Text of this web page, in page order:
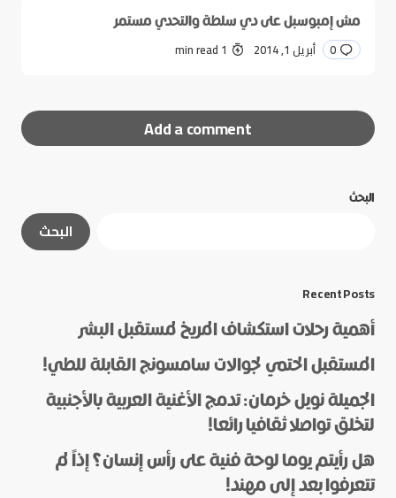
مش إمبوسبل على دي سلطة والتحدي مستمر
0 أبريل 1, 2014 1 min read
Add a comment
الحقول الإلزامية
Name
*
البحث
البحث
Recent Posts
أهمية رحلات استكشاف المريخ لمستقبل البشر
المستقبل الحتمي لجوالات سامسونج القابلة للطي!
الجميلة نويل خرمان: تدمج الأغنية العربية بالأجنبية
لتخلق تواصلا ثقافيا رائعا!
هل رأيتم يوما لوحة فنية على رأس إنسان؟ إذاً لم
تتعرفوا بعد إلى مهند!